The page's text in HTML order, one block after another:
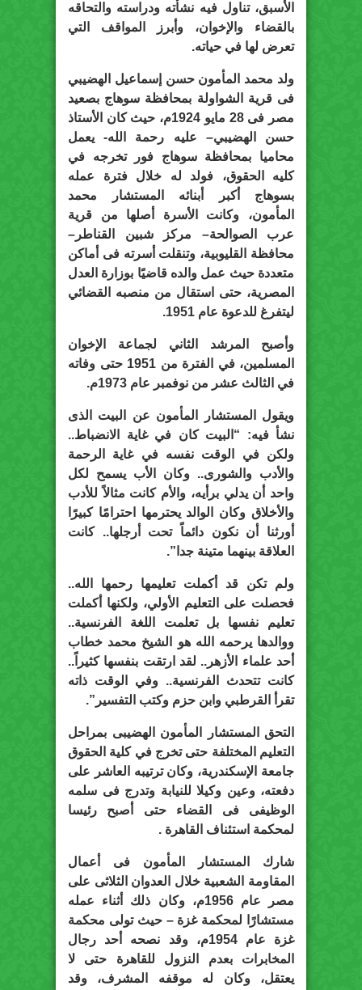
الأسبق، تناول فيه نشأته ودراسته والتحاقه
بالقضاء والإخوان، وأبرز المواقف التي
تعرض لها في حياته.
ولد محمد المأمون حسن إسماعيل الهضيبي
فى قرية الشواولة بمحافظة سوهاج بصعيد
مصر فى 28 مايو 1924م، حيث كان الأستاذ
حسن الهضيبي– عليه رحمة الله- يعمل
محاميا بمحافظة سوهاج فور تخرجه في
كليه الحقوق، فولد له خلال فترة عمله
بسوهاج أكبر أبنائه المستشار محمد
المأمون، وكانت الأسرة أصلها من قرية
عرب الصوالحة– مركز شبين القناطر–
محافظة القليوبية، وتنقلت أسرته فى أماكن
متعددة حيث عمل والده قاضيًا بوزارة العدل
المصرية، حتى استقال من منصبه القضائي
ليتفرغ للدعوة عام 1951.
وأصبح المرشد الثاني لجماعة الإخوان
المسلمين، في الفترة من 1951 حتى وفاته
في الثالث عشر من نوفمبر عام 1973م.
ويقول المستشار المأمون عن البيت الذى
نشأ فيه: “البيت كان في غاية الانضباط..
ولكن في الوقت نفسه في غاية الرحمة
والأدب والشورى.. وكان الأب يسمح لكل
واحد أن يدلي برأيه، والأم كانت مثالاً للأدب
والأخلاق وكان الوالد يحترمها احترامًا كبيرًا
أورثنا أن نكون دائماً تحت أرجلها.. كانت
العلاقة بينهما متينة جدا”.
ولم تكن قد أكملت تعليمها رحمها الله..
فحصلت على التعليم الأولي، ولكنها أكملت
تعليم نفسها بل تعلمت اللغة الفرنسية..
ووالدها يرحمه الله هو الشيخ محمد خطاب
أحد علماء الأزهر.. لقد ارتقت بنفسها كثيراً..
كانت تتحدث الفرنسية.. وفي الوقت ذاته
تقرأ القرطبي وابن حزم وكتب التفسير”.
التحق المستشار المأمون الهضيبى بمراحل
التعليم المختلفة حتى تخرج في كلية الحقوق
جامعة الإسكندرية، وكان ترتيبه العاشر على
دفعته، وعين وكيلا للنيابة وتدرج فى سلمه
الوظيفى فى القضاء حتى أصبح رئيسا
لمحكمة استئناف القاهرة .
شارك المستشار المأمون فى أعمال
المقاومة الشعبية خلال العدوان الثلاثى على
مصر عام 1956م، وكان ذلك أثناء عمله
مستشارًا لمحكمة غزة – حيث تولى محكمة
غزة عام 1954م، وقد نصحه أحد رجال
المخابرات بعدم النزول للقاهرة حتى لا
يعتقل، وكان له موقفه المشرف، وقد